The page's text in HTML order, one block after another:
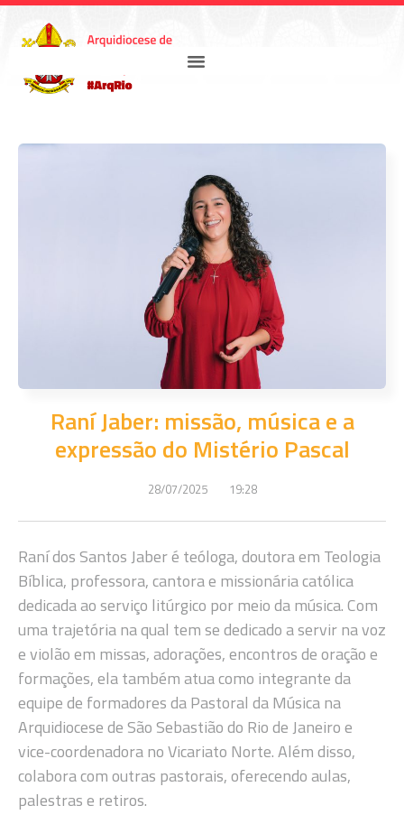
Raní Jaber: missão, música e a
expressão do Mistério Pascal
28/07/2025 19:28
Raní dos Santos Jaber é teóloga, doutora em Teologia
Bíblica, professora, cantora e missionária católica
dedicada ao serviço litúrgico por meio da música. Com
uma trajetória na qual tem se dedicado a servir na voz
e violão em missas, adorações, encontros de oração e
formações, ela também atua como integrante da
equipe de formadores da Pastoral da Música na
Arquidiocese de São Sebastião do Rio de Janeiro e
vice-coordenadora no Vicariato Norte. Além disso,
colabora com outras pastorais, oferecendo aulas,
palestras e retiros.